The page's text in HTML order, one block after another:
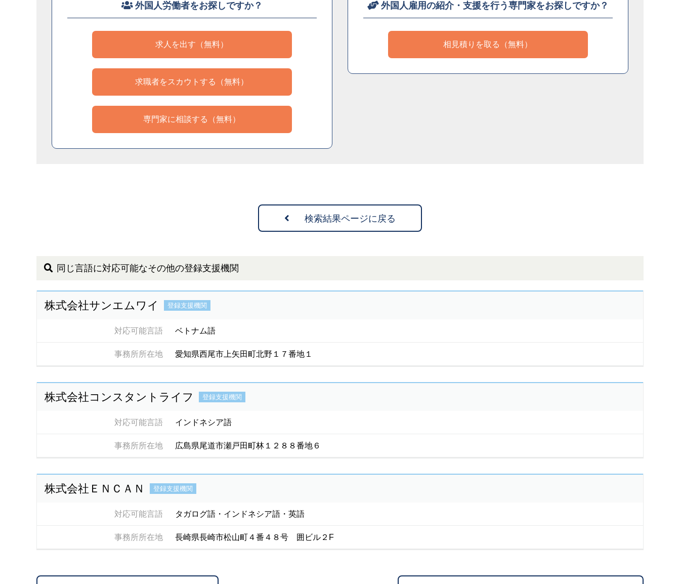
外国人労働者をお探しですか？
求人を出す（無料）
求職者をスカウトする（無料）
専門家に相談する（無料）
外国人雇用の紹介・支援を行う専門家をお探しですか？
相見積りを取る（無料）
検索結果ページに戻る
同じ言語に対応可能なその他の登録支援機関
株式会社サンエムワイ 登録支援機関
対応可能言語 ベトナム語
事務所所在地 愛知県西尾市上矢田町北野１７番地１
株式会社コンスタントライフ 登録支援機関
対応可能言語 インドネシア語
事務所所在地 広島県尾道市瀬戸田町林１２８８番地６
株式会社ＥＮＣＡＮ 登録支援機関
対応可能言語 タガログ語・インドネシア語・英語
事務所所在地 長崎県長崎市松山町４番４８号 囲ビル２F